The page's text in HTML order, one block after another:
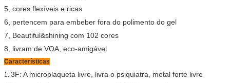
5, cores flexíveis e ricas
6, pertencem para embeber fora do polimento do gel
7, Beautiful&shining com 102 cores
8, livram de VOA, eco-amigável
Características
1. 3F: A microplaqueta livre, livra o psiquiatra, metal forte livre